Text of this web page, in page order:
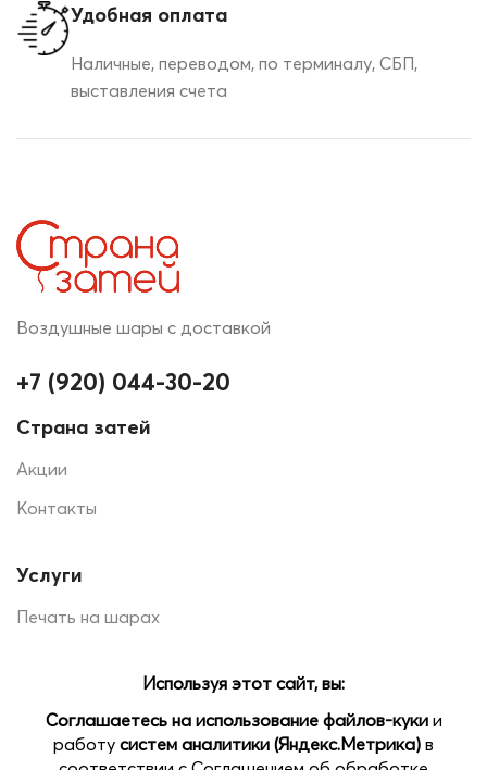
Удобная оплата
Наличные, переводом, по терминалу, СБП,
выставления счета
Воздушные шары с доставкой
+7 (920) 044-30-20
Страна затей
Акции
Контакты
Услуги
Печать на шарах
Доставка и оплата